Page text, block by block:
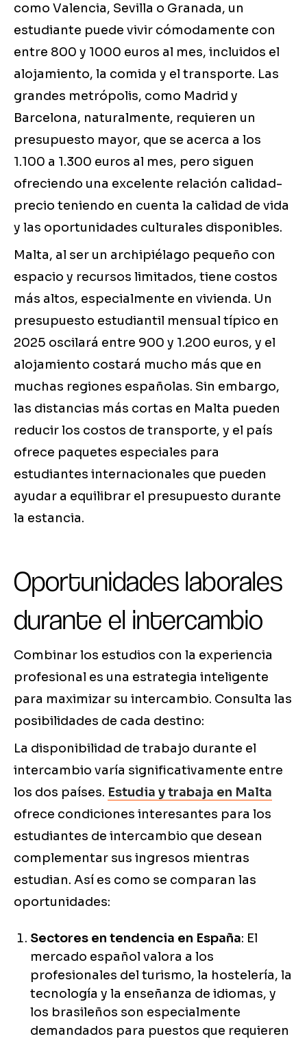
como Valencia, Sevilla o Granada, un
estudiante puede vivir cómodamente con
entre 800 y 1000 euros al mes, incluidos el
alojamiento, la comida y el transporte. Las
grandes metrópolis, como Madrid y
Barcelona, naturalmente, requieren un
presupuesto mayor, que se acerca a los
1.100 a 1.300 euros al mes, pero siguen
ofreciendo una excelente relación calidad-
precio teniendo en cuenta la calidad de vida
y las oportunidades culturales disponibles.
Malta, al ser un archipiélago pequeño con
espacio y recursos limitados, tiene costos
más altos, especialmente en vivienda. Un
presupuesto estudiantil mensual típico en
2025 oscilará entre 900 y 1.200 euros, y el
alojamiento costará mucho más que en
muchas regiones españolas. Sin embargo,
las distancias más cortas en Malta pueden
reducir los costos de transporte, y el país
ofrece paquetes especiales para
estudiantes internacionales que pueden
ayudar a equilibrar el presupuesto durante
la estancia.
Oportunidades laborales
durante el intercambio
Combinar los estudios con la experiencia
profesional es una estrategia inteligente
para maximizar su intercambio. Consulta las
posibilidades de cada destino:
La disponibilidad de trabajo durante el
intercambio varía significativamente entre
los dos países. Estudia y trabaja en Malta
ofrece condiciones interesantes para los
estudiantes de intercambio que desean
complementar sus ingresos mientras
estudian. Así es como se comparan las
oportunidades:
Sectores en tendencia en España: El
mercado español valora a los
profesionales del turismo, la hostelería, la
tecnología y la enseñanza de idiomas, y
los brasileños son especialmente
demandados para puestos que requieren